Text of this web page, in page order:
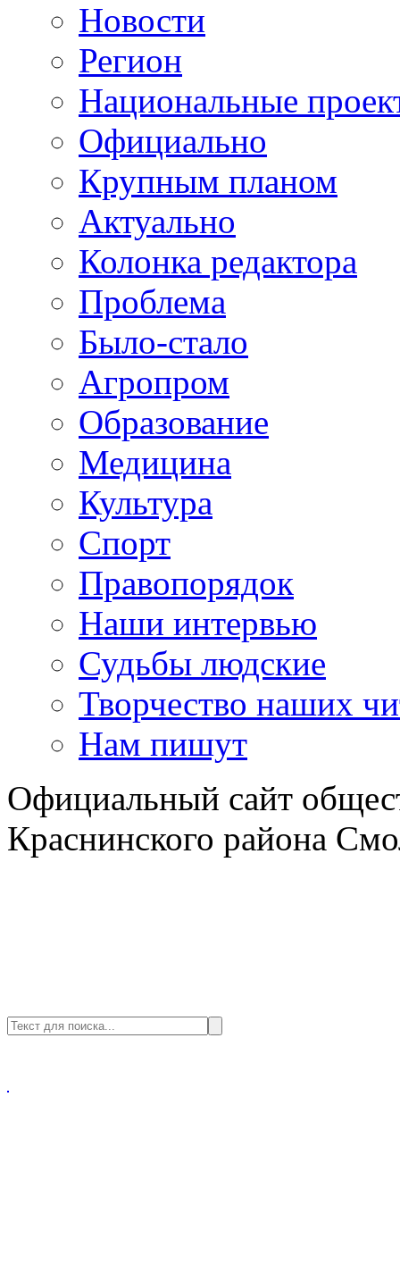
Новости
Регион
Национальные
Официально
Крупным планом
Актуально
Колонка редактора
Проблема
Было-стало
Агропром
Образование
Медицина
Культура
Спорт
Правопорядок
Наши интервью
Судьбы людские
Творчество наших
Нам пишут
Официальный сайт
Краснинского района